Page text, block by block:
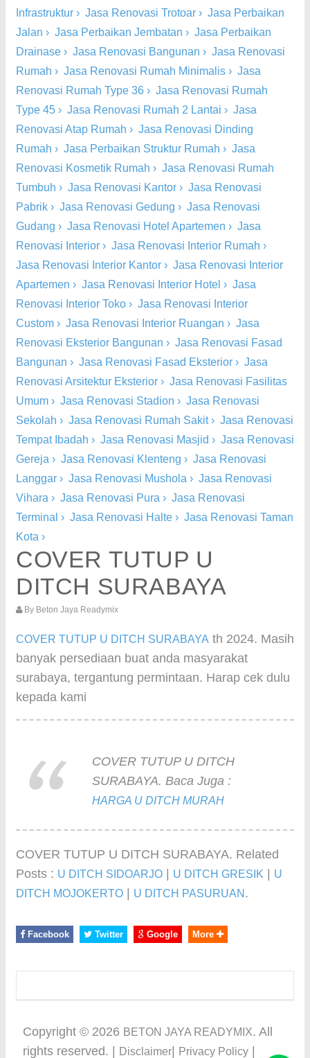
Infrastruktur › Jasa Renovasi Trotoar › Jasa Perbaikan
Jalan › Jasa Perbaikan Jembatan › Jasa Perbaikan
Drainase › Jasa Renovasi Bangunan › Jasa Renovasi
Rumah › Jasa Renovasi Rumah Minimalis › Jasa
Renovasi Rumah Type 36 › Jasa Renovasi Rumah
Type 45 › Jasa Renovasi Rumah 2 Lantai › Jasa
Renovasi Atap Rumah › Jasa Renovasi Dinding
Rumah › Jasa Perbaikan Struktur Rumah › Jasa
Renovasi Kosmetik Rumah › Jasa Renovasi Rumah
Tumbuh › Jasa Renovasi Kantor › Jasa Renovasi
Pabrik › Jasa Renovasi Gedung › Jasa Renovasi
Gudang › Jasa Renovasi Hotel Apartemen › Jasa
Renovasi Interior › Jasa Renovasi Interior Rumah ›
Jasa Renovasi Interior Kantor › Jasa Renovasi Interior
Apartemen › Jasa Renovasi Interior Hotel › Jasa
Renovasi Interior Toko › Jasa Renovasi Interior
Custom › Jasa Renovasi Interior Ruangan › Jasa
Renovasi Eksterior Bangunan › Jasa Renovasi Fasad
Bangunan › Jasa Renovasi Fasad Eksterior › Jasa
Renovasi Arsitektur Eksterior › Jasa Renovasi Fasilitas
Umum › Jasa Renovasi Stadion › Jasa Renovasi
Sekolah › Jasa Renovasi Rumah Sakit› Jasa Renovasi
Tempat Ibadah › Jasa Renovasi Masjid › Jasa Renovasi
Gereja › Jasa Renovasi Klenteng › Jasa Renovasi
Langgar › Jasa Renovasi Mushola › Jasa Renovasi
Vihara › Jasa Renovasi Pura › Jasa Renovasi
Terminal › Jasa Renovasi Halte › Jasa Renovasi Taman
Kota ›
COVER TUTUP U
DITCH SURABAYA
By Beton Jaya Readymix
COVER TUTUP U DITCH SURABAYA th 2024. Masih
banyak persediaan buat anda masyarakat
surabaya, tergantung permintaan. Harap cek dulu
kepada kami
COVER TUTUP U DITCH
SURABAYA. Baca Juga :
HARGA U DITCH MURAH
COVER TUTUP U DITCH SURABAYA. Related
Posts : U DITCH SIDOARJO U DITCH GRESIK
U
DITCH MOJOKERTO
U DITCH PASURUAN .
Facebook Twitter Google More
Copyright © 2026 BETON JAYA READYMIX. All
rights reserved. |
Disclaimer Privacy Policy